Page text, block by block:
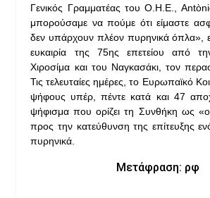
Γενικός Γραμματέας του Ο.Η.Ε.,
μπορούσαμε να πούμε ότι είμαστε
δεν υπάρχουν πλέον πυρηνικά όπλα»,
ευκαιρία της 75ης επετείου από
Χιροσίμα και του Ναγκασάκι, τον
Τις τελευταίες ημέρες, το Ευρωπαϊκό
ψήφους υπέρ, πέντε κατά και 47
ψήφισμα που ορίζει τη Συνθήκη ως
προς την κατεύθυνση της επίτευξης
πυρηνικά.
Μετάφραση: ρφ